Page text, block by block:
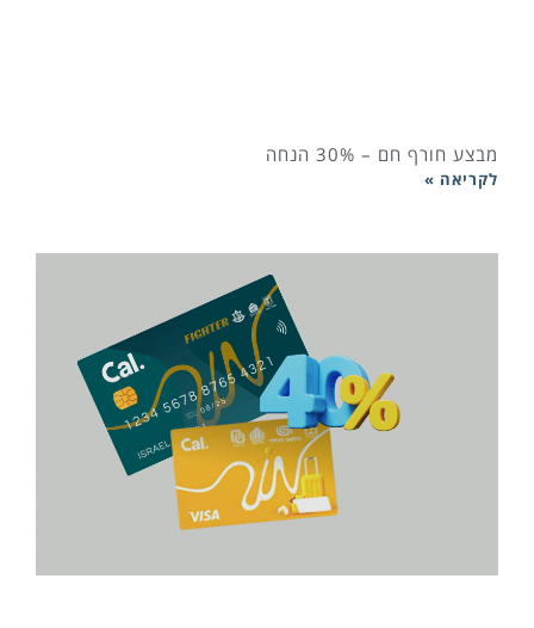
מבצע חורף חם – 30% הנחה
לקריאה »